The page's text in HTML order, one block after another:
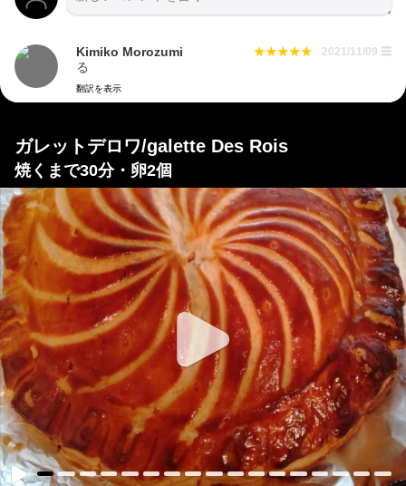
Kimiko Morozumi 2021/11/09 ☰
る
翻訳を表示
ガレットデロワ/galette Des Rois
焼くまで30分・卵2個